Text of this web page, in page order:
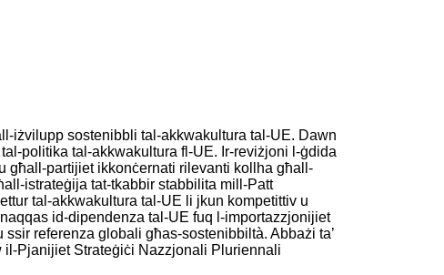
iżvilupp sostenibbli tal-akkwakultura tal-UE. Dawn
politika tal-akkwakultura fl-UE. Ir-reviżjoni l-ġdida
għall-partijiet ikkonċernati rilevanti kollha għall-
istrateġija tat-tkabbir stabbilita mill-Patt
tal-akkwakultura tal-UE li jkun kompetittiv u
id-dipendenza tal-UE fuq l-importazzjonijiet
referenza globali għas-sostenibbiltà. Abbażi ta’
Pjanijiet Strateġiċi Nazzjonali Pluriennali